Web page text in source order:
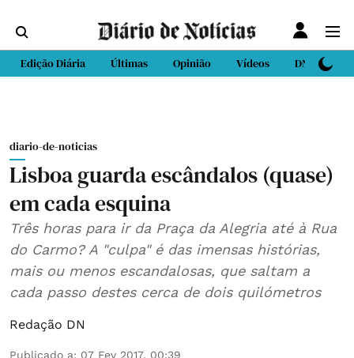
Edição Diária Últimas Opinião Vídeos DN Sport
diario-de-noticias
Lisboa guarda escândalos (quase)
em cada esquina
Três horas para ir da Praça da Alegria até à Rua
do Carmo? A "culpa" é das imensas histórias,
mais ou menos escandalosas, que saltam a
cada passo destes cerca de dois quilómetros
Redação DN
Publicado a: 07 Fev 2017, 00:39